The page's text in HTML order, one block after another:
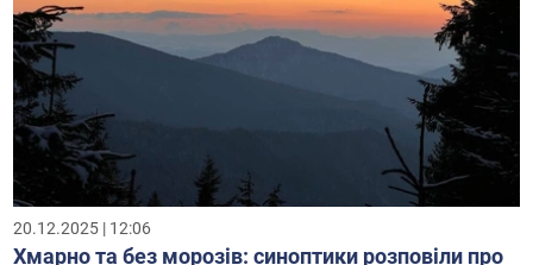
20.12.2025 | 12:06
Хмарно та без морозів: синоптики розповіли про